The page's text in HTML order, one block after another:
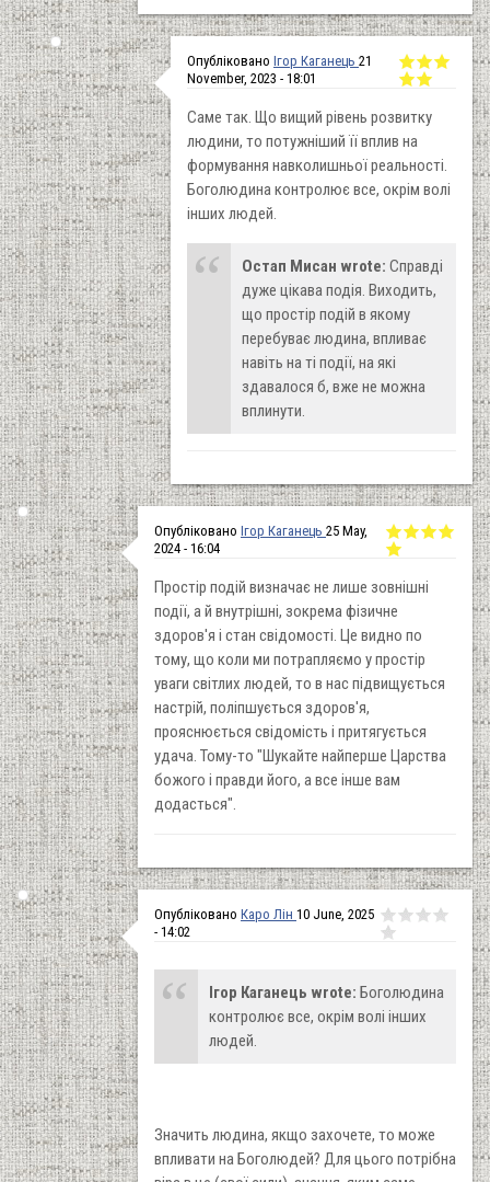
Опубліковано Ігор Каганець 21
November, 2023 - 18:01
Саме так. Що вищий рівень розвитку
людини, то потужніший її вплив на
формування навколишньої реальності.
Боголюдина контролює все, окрім волі
інших людей.
Остап Мисан wrote: Справді
дуже цікава подія. Виходить,
що простір подій в якому
перебуває людина, впливає
навіть на ті події, на які
здавалося б, вже не можна
вплинути.
Опубліковано Ігор Каганець 25 May,
2024 - 16:04
Простір подій визначає не лише зовнішні
події, а й внутрішні, зокрема фізичне
здоров'я і стан свідомості. Це видно по
тому, що коли ми потрапляємо у простір
уваги світлих людей, то в нас підвищується
настрій, поліпшується здоров'я,
прояснюється свідомість і притягується
удача. Тому-то "Шукайте найперше Царства
божого і правди його, а все інше вам
додасться".
Опубліковано Каро Лін 10 June, 2025
- 14:02
Ігор Каганець wrote: Боголюдина
контролює все, окрім волі інших
людей.
Значить людина, якщо захочете, то може
впливати на Боголюдей? Для цього потрібна